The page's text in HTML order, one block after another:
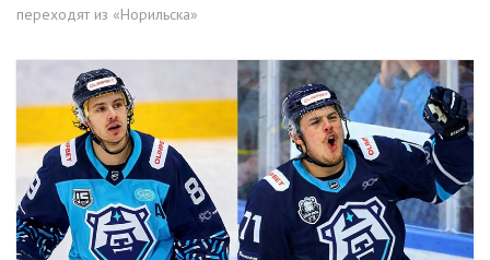
переходят из «Норильска»